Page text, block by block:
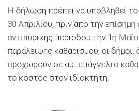
Η δήλωση πρέπει να υποβληθεί
30 Απριλίου, πριν από την επίσημη
αντιπυρικής περιόδου την 1η
παράλειψης καθαρισμού, οι δήμοι,
προχωρούν σε αυτεπάγγελτο
το κόστος στον ιδιοκτήτη.